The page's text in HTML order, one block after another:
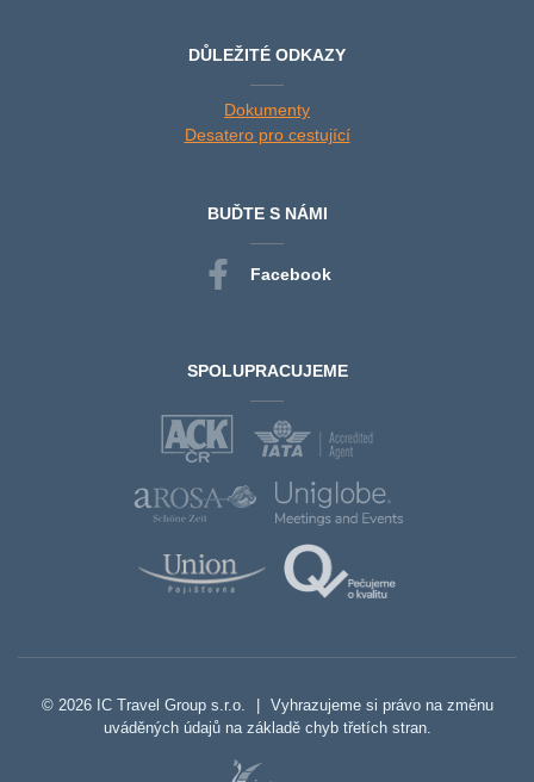
DŮLEŽITÉ ODKAZY
Dokumenty
Desatero pro cestující
BUĎTE S NÁMI
Facebook
SPOLUPRACUJEME
© 2026 IC Travel Group s.r.o.
Vyhrazujeme si právo na změnu
uváděných údajů na základě chyb třetích stran.